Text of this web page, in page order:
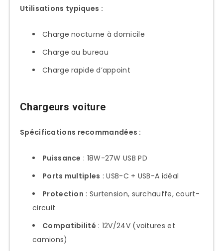
Utilisations typiques :
Charge nocturne à domicile
Charge au bureau
Charge rapide d’appoint
Chargeurs voiture
Spécifications recommandées :
Puissance : 18W-27W USB PD
Ports multiples : USB-C + USB-A idéal
Protection : Surtension, surchauffe, court-
circuit
Compatibilité : 12V/24V (voitures et
camions)